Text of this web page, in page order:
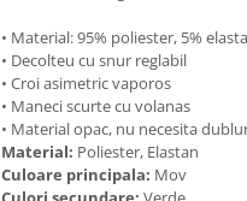
• Material: 95% poliester, 5%
• Decolteu cu snur reglabil
• Croi asimetric vaporos
• Maneci scurte cu volanas
• Material opac, nu necesita
Material: Poliester, Elastan
Culoare principala: Mov